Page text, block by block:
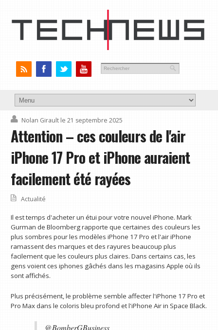
Nolan Girault le 21 septembre 2025
Attention – ces couleurs de l'air
iPhone 17 Pro et iPhone auraient
facilement été rayées
Actualité
Il est temps d'acheter un étui pour votre nouvel iPhone. Mark
Gurman de Bloomberg rapporte que certaines des couleurs les
plus sombres pour les modèles iPhone 17 Pro et l'air iPhone
ramassent des marques et des rayures beaucoup plus
facilement que les couleurs plus claires. Dans certains cas, les
gens voient ces iphones gâchés dans les magasins Apple où ils
sont affichés.
Plus précisément, le problème semble affecter l'iPhone 17 Pro et
Pro Max dans le coloris bleu profond et l'iPhone Air in Space Black.
@BomberGBusiness